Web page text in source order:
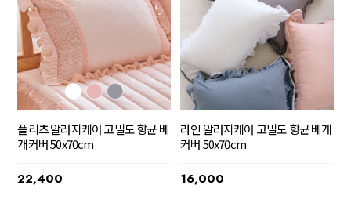
플리츠 알러지케어 고밀도 향균 베
개커버 50x70cm
22,400
라인 알러지케어 고밀도 향균 베개
커버 50x70cm
16,000